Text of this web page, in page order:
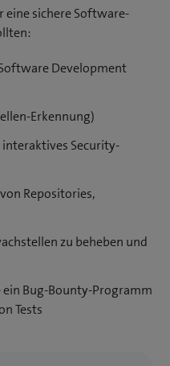
sichere Software-
Development
Erkennung)
interaktives Security-
Repositories,
zu beheben und
Bug-Bounty-Programm
Tests